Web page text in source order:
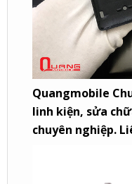
Quangmobile
linh kiện, sửa
chuyên nghiệp.